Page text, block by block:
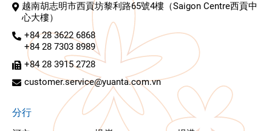
越南胡志明市西貢坊黎利路65號4樓（Saigon Centre西貢中
心大樓）
+84 28 3622 6868
+84 28 7303 8989
+84 28 3915 2728
customer.service@yuanta.com.vn
分行